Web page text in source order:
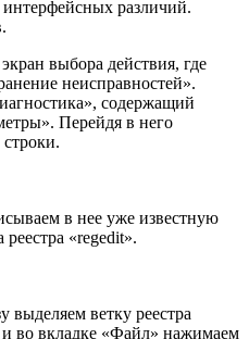
различий.
выбора действия, где
неисправностей».
содержащий
Перейдя в него
в нее уже известную
«regedit».
выделяем ветку реестра
вкладке «Файл» нажимаем